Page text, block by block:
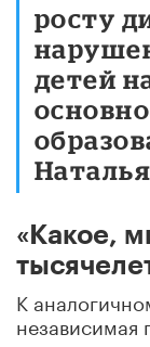
росту
детей
«Какое,
К
независимая